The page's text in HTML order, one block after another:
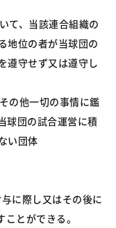
て、当該連合組織の
地位の者が当球団の
遵守せず又は遵守し
の他一切の事情に鑑
球団の試合運営に積
い団体
に際し又はその後に
とができる。